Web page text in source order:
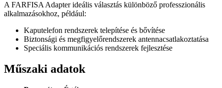
A FARFISA Adapter ideális választás különböző professzionális
alkalmazásokhoz, például:
Kaputelefon rendszerek telepítése és bővítése
Biztonsági és megfigyelőrendszerek antennacsatlakoztatása
Speciális kommunikációs rendszerek fejlesztése
Műszaki adatok